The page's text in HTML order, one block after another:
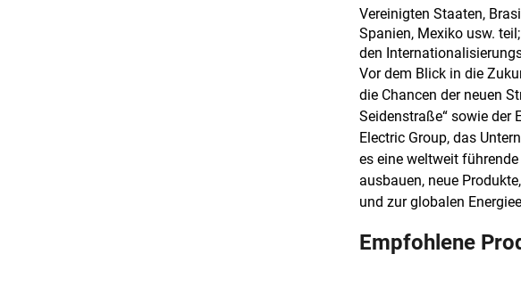
Vereinigten Staaten,
Spanien, Mexiko usw.
den
Vor dem Blick in die
die Chancen der neuen
Seidenstraße“ sowie der
Electric Group, das
es eine weltweit
ausbauen, neue
und zur globalen
Empfohlene